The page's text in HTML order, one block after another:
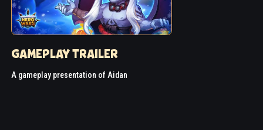
GAMEPLAY TRAILER
A gameplay presentation of Aidan